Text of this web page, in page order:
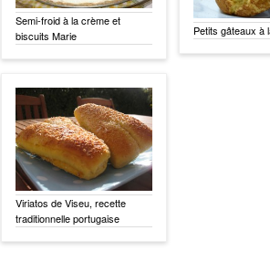
Semi-froid à la crème et
biscuits Marie
Viriatos de Viseu, recette
traditionnelle portugaise
Petits gâteaux à